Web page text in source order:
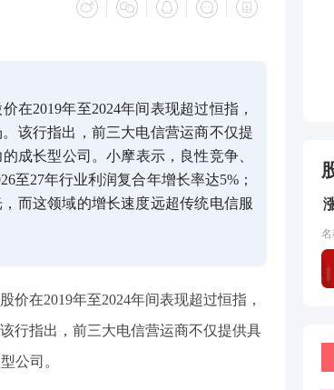
在2019年至2024年间表现超过恒指，
该行指出，前三大电信营运商不仅提
成长型公司。小摩表示，良性竞争、
至27年行业利润复合年增长率达5%；
而这领域的增长速度远超传统电信服
价在2019年至2024年间表现超过恒指，
行指出，前三大电信营运商不仅提供具
公司。